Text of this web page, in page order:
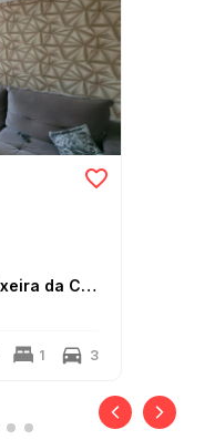
Rua Comendador Teixeira da Costa
1 3